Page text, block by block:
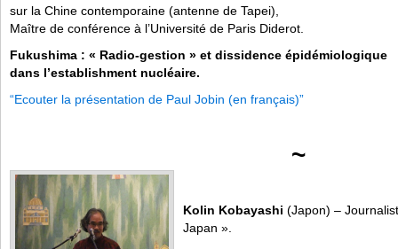
sur la Chine contemporaine (antenne de Tapei),
Maître de conférence à l’Université de Paris Diderot.
Fukushima : « Radio-gestion » et dissidence épidémiologique
dans l’establishment nucléaire.
“Ecouter la présentation de Paul Jobin (en français)”
~
Kolin Kobayashi (Japon) –
Japan ».